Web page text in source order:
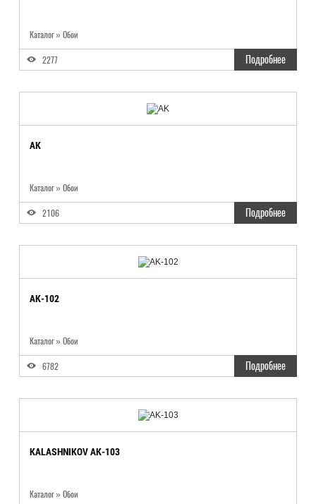
Каталог» Обои
2277 Подробнее
AK
Каталог» Обои
2106 Подробнее
AK-102
Каталог» Обои
6782 Подробнее
KALASHNIKOV AK-103
Каталог» Обои